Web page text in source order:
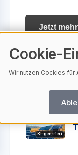
Jetzt
Top 10 meist
KI-generiert
Cookie-
Wir nutzen Cookies für